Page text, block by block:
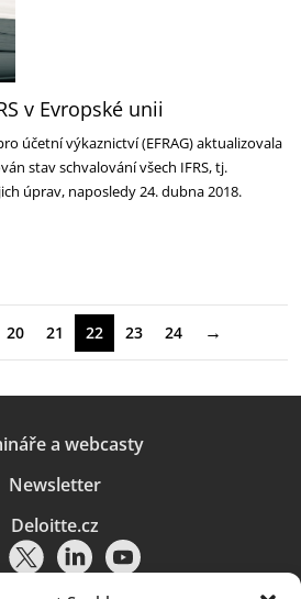
v Evropské unii
účetní výkaznictví (EFRAG) aktualizovala
stav schvalování všech IFRS, tj.
úprav, naposledy 24. dubna 2018.
20 21 22 23 24 →
a webcasty
Newsletter
Deloitte.cz